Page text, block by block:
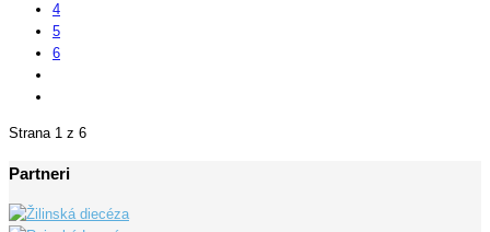
4
5
6
Strana 1 z 6
Partneri